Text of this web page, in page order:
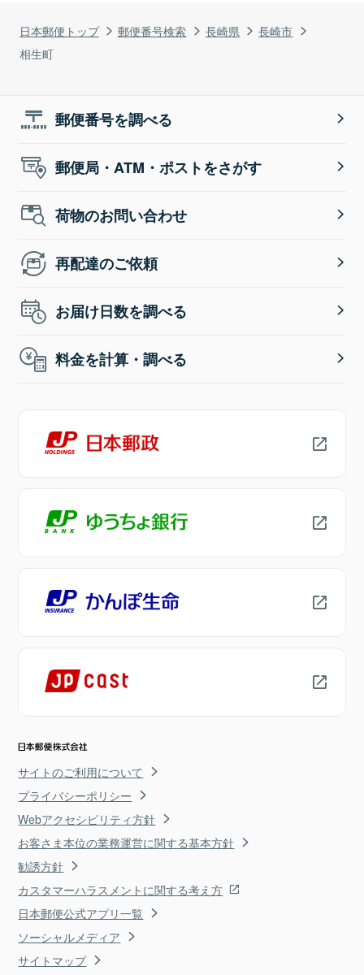
日本郵便トップ 郵便番号検索 長崎県
長崎市
相生町
郵便番号を調べる
郵便局・ATM・ポストをさがす
荷物のお問い合わせ
再配達のご依頼
お届け日数を調べる
料金を計算・調べる
サイトのご利用について
プライバシーポリシー
Webアクセシビリティ方針
お客さま本位の業務運営に関する基本方針
勧誘方針
カスタマーハラスメントに関する考え方
日本郵便公式アプリ一覧
ソーシャルメディア
サイトマップ